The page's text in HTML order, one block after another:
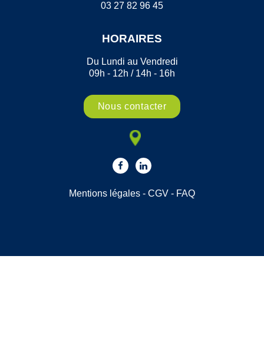
03 27 82 96 45
HORAIRES
Du Lundi au Vendredi
09h - 12h / 14h - 16h
Nous contacter
Mentions légales - CGV - FAQ